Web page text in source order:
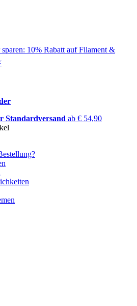
sparen: 10% Rabatt auf Filament &
Standardversand ab € 54,90